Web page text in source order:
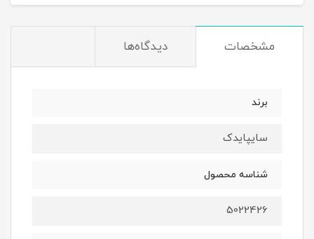
مشخصات دیدگاه‌ها
برند
سایپایدک
شناسه محصول
5022426